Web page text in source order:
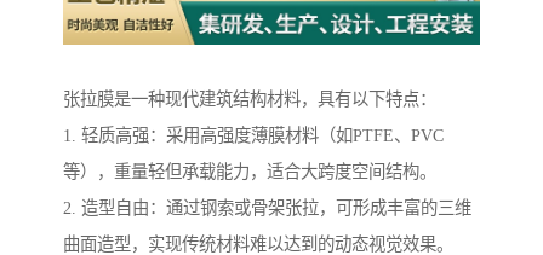
张拉膜是一种现代建筑结构材料，具有以下特点：
1. 轻质高强：采用高强度薄膜材料（如PTFE、PVC
等），重量轻但承载能力，适合大跨度空间结构。
2. 造型自由：通过钢索或骨架张拉，可形成丰富的三维
曲面造型，实现传统材料难以达到的动态视觉效果。